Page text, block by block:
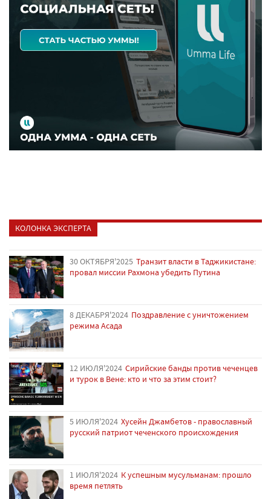
КОЛОНКА ЭКСПЕРТА
30 ОКТЯБРЯ'2025 Транзит власти в Таджикистане:
провал миссии Рахмона убедить Путина
8 ДЕКАБРЯ'2024 Поздравление с уничтожением
режима Асада
12 ИЮЛЯ'2024 Сирийские банды против чеченцев
и турок в Вене: кто и что за этим стоит?
5 ИЮЛЯ'2024 Хусейн Джамбетов - православный
русский патриот чеченского происхождения
1 ИЮЛЯ'2024 К успешным мусульманам: прошло
время петлять